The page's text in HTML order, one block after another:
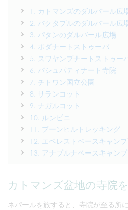
1. カトマンズのダルバール広
2. バクタプルのダルバール広
3. パタンのダルバール広場
4. ボダナートストゥーパ
5. スワヤンブナートストゥー
6. パシュパティナート寺院
7. チトワン国立公園
8. サランコット
9. ナガルコット
10. ルンビニ
11. プーンヒルトレッキング
12. エベレストベースキャン
13. アナプルナベースキャン
カトマンズ盆地の寺院
ネパールを旅すると、寺院が至る所